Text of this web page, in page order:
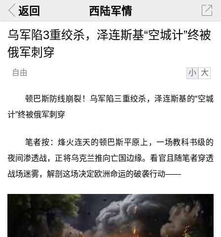
返回 西陆军情
乌军陷3重绞杀，泽连斯基“空城计”终被
俄军刺穿
自由 小 大
顿巴斯防线崩裂！乌军陷三重绞杀，泽连斯基的“空城
计”终被俄军刺穿
笔者按：烽火连天的顿巴斯平原上，一场教科书级的
夜间渗透战，正将乌克兰推向亡国边缘。看官且随笔者穿透
战场迷雾，解剖这场决定欧洲命运的破袭行动——